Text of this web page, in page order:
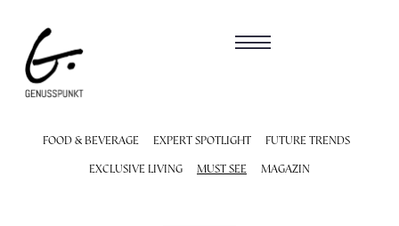
FOOD & BEVERAGE EXPERT SPOTLIGHT
FUTURE TRENDS
EXCLUSIVE LIVING
MUST SEE MAGAZIN